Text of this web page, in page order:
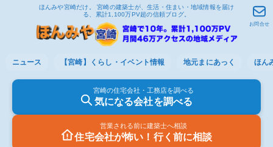
ほんみや宮崎だけ。 宮崎の建築士が、生活・住まい・地域情報を届け
る、累計1,100万PV超の信頼ブログ。
ニュース 【宮崎】くらし・イベント情報 地元まにあっく ほん
宮崎の住宅会社・工務店を調べる
気になる会社を調べる
営業される前に建築士へ相談
住宅会社が怖い！行く前に相談
お問合せ